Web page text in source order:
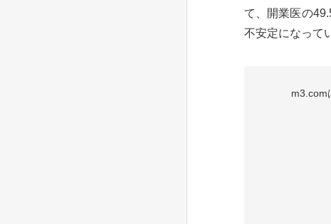
て、開業医の
不安定になって
m3.com